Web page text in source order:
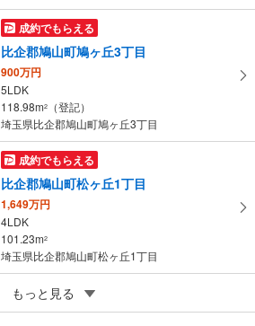
成約でもらえる
比企郡鳩山町鳩ヶ丘3丁目
900万円
5LDK
118.98m2
（登記）
埼玉県比企郡鳩山町鳩ヶ丘3丁目
成約でもらえる
比企郡鳩山町松ヶ丘1丁目
1,649万円
4LDK
101.23m2
埼玉県比企郡鳩山町松ヶ丘1丁目
成約でもらえる
比企郡鳩山町楓ヶ丘3丁目
もっと見る